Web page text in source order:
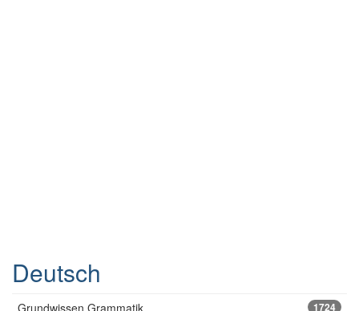
Deutsch
Grundwissen Grammatik 1724